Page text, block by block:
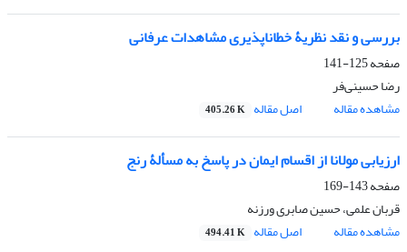
بررسی و نقد نظریۀ خطاناپذیری مشاهدات عرفانی
صفحه125-141
رضا حسینی‌‌‌فر
مشاهده مقاله
اصل مقاله 405.26 K
ارزیابی مولانا از اقسام ایمان در پاسخ به مسألۀ رنج
صفحه143-169
قربان علمی، حسین صابری ورزنه
مشاهده مقاله
اصل مقاله 494.41 K